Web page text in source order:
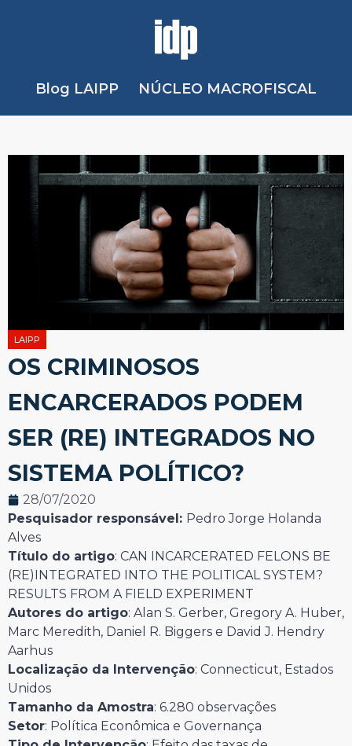
Blog LAIPP NÚCLEO MACROFISCAL
LAIPP
OS CRIMINOSOS
ENCARCERADOS PODEM
SER (RE) INTEGRADOS NO
SISTEMA POLÍTICO?
28/07/2020
Pesquisador responsável: Pedro Jorge Holanda
Alves
Título do artigo: CAN INCARCERATED FELONS BE
(RE)INTEGRATED INTO THE POLITICAL SYSTEM?
RESULTS FROM A FIELD EXPERIMENT
Autores do artigo: Alan S. Gerber, Gregory A. Huber,
Marc Meredith, Daniel R. Biggers e David J. Hendry
Aarhus
Localização da Intervenção: Connecticut, Estados
Unidos
Tamanho da Amostra: 6.280 observações
Setor: Política Econômica e Governança